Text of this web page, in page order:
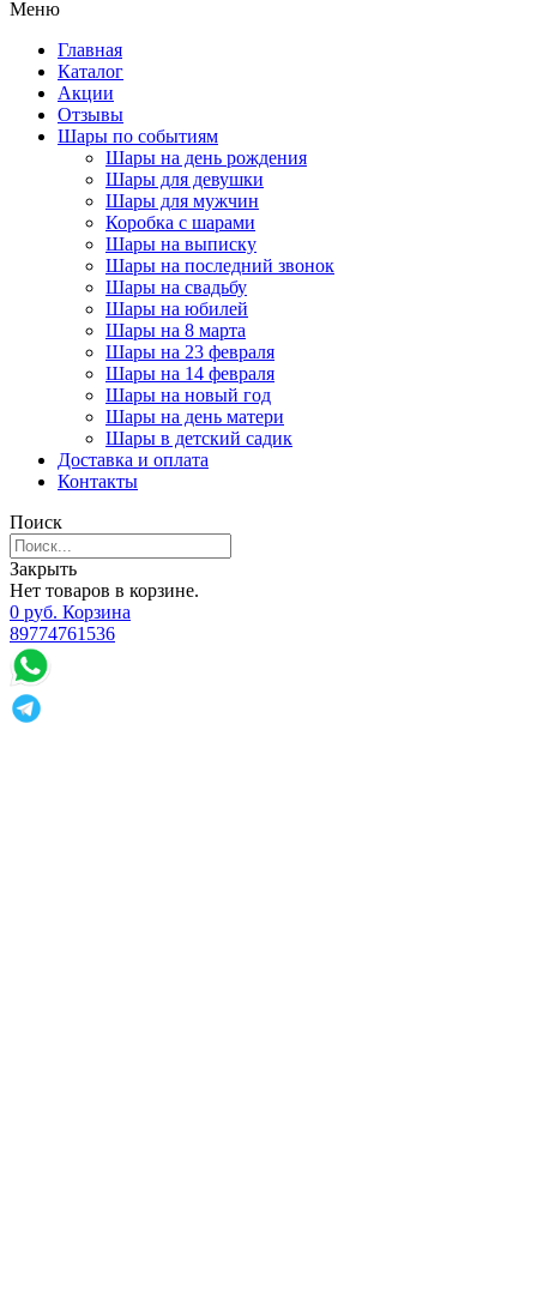
Меню
Главная
Каталог
Акции
Отзывы
Шары по событиям
Шары на день рождения
Шары для девушки
Шары для мужчин
Коробка с шарами
Шары на выписку
Шары на последний звонок
Шары на свадьбу
Шары на юбилей
Шары на 8 марта
Шары на 23 февраля
Шары на 14 февраля
Шары на новый год
Шары на день матери
Шары в детский садик
Доставка и оплата
Контакты
Поиск
Закрыть
Нет товаров в корзине.
0 руб. Корзина
89774761536